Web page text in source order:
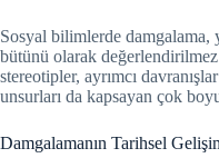
Sosyal bilimlerde damgalama,
bütünü olarak
stereotipler, ayrımcı
unsurları da kapsayan çok
Damgalamanın Tarihsel